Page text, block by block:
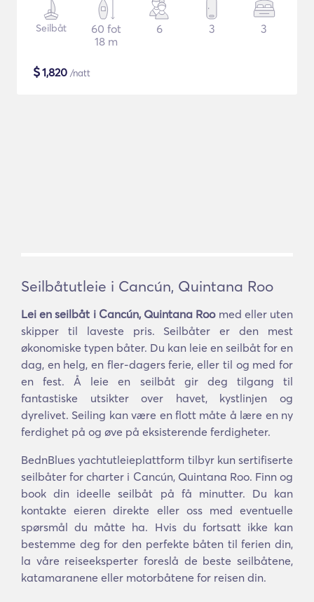
Seilbåt
60 fot
18 m
6 3 3
$1,820 /natt
Seilbåtutleie i Cancún, Quintana Roo
Lei en seilbåt i Cancún, Quintana Roomed eller uten
skipper til laveste pris. Seilbåter er den mest
økonomiske typen båter. Du kan leie en seilbåt for en
dag, en helg, en fler-dagers ferie, eller til og med for
en fest. Å leie en seilbåt gir deg tilgang til
fantastiske utsikter over havet, kystlinjen og
dyrelivet. Seiling kan være en flott måte å lære en ny
ferdighet på og øve på eksisterende ferdigheter.
BednBlues yachtutleieplattform tilbyr kun sertifiserte
seilbåter for charter i Cancún, Quintana Roo. Finn og
book din ideelle seilbåt på få minutter. Du kan
kontakte eieren direkte eller oss med eventuelle
spørsmål du måtte ha. Hvis du fortsatt ikke kan
bestemme deg for den perfekte båten til ferien din,
la våre reiseeksperter foreslå de beste seilbåtene,
katamaranene eller motorbåtene for reisen din.